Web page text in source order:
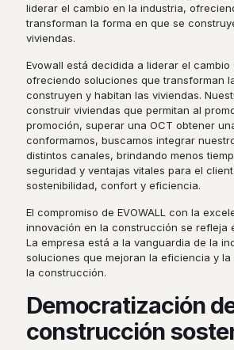
liderar el cambio en la industria,
transforman la forma en que se
viviendas.
Evowall está decidida a liderar el cambio
ofreciendo soluciones que transforman
construyen y habitan las viviendas.
construir viviendas que permitan al
promoción, superar una OCT obtener
conformamos, buscamos integrar
distintos canales, brindando menos
seguridad y ventajas vitales para el
sostenibilidad, confort y eficiencia.
El compromiso de EVOWALL con la
innovación en la construcción se refleja
La empresa está a la vanguardia de la
soluciones que mejoran la eficiencia y la
la construcción.
Democratización
construcción